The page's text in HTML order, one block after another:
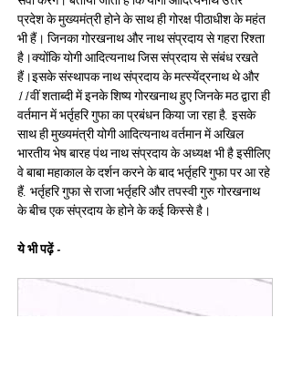
प्रदेश के मुख्यमंत्री होने के साथ ही गोरक्ष पीठाधीश के महंत
भी हैं। जिनका गोरखनाथ और नाथ संप्रदाय से गहरा रिश्ता
है।क्योंकि योगी आदित्यनाथ जिस संप्रदाय से संबंध रखते
हैं।इसके संस्थापक नाथ संप्रदाय के मत्स्येंद्रनाथ थे और
11वीं शताब्दी में इनके शिष्य गोरखनाथ हुए जिनके मठ द्वारा ही
वर्तमान में भर्तृहरि गुफा का प्रबंधन किया जा रहा है. इसके
साथ ही मुख्यमंत्री योगी आदित्यनाथ वर्तमान में अखिल
भारतीय भेष बारह पंथ नाथ संप्रदाय के अध्यक्ष भी है इसीलिए
वे बाबा महाकाल के दर्शन करने के बाद भर्तृहरि गुफा पर आ रहे
हैं. भर्तृहरि गुफा से राजा भर्तृहरि और तपस्वी गुरु गोरखनाथ
के बीच एक संप्रदाय के होने के कई किस्से है।
ये भी पढ़ें -